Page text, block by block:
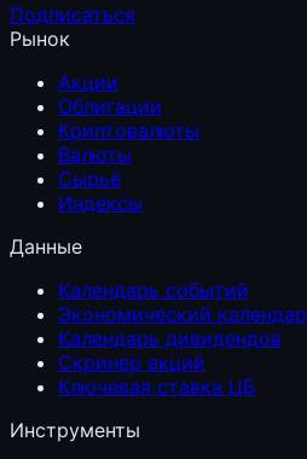
Подписаться
Рынок
Акции
Облигации
Криптовалюты
Валюты
Сырьё
Индексы
Данные
Календарь событий
Экономический
Календарь дивидендов
Скринер акций
Ключевая ставка ЦБ
Инструменты